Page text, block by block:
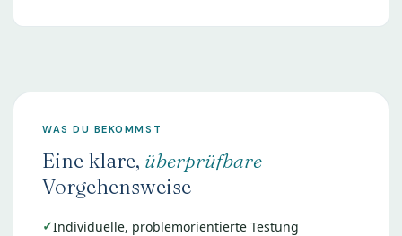
WAS DU BEKOMMST
Eine klare, überprüfbare
Vorgehensweise
Individuelle, problemorientierte Testung